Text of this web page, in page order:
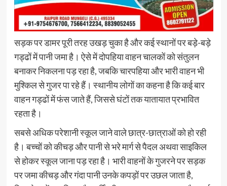
सड़क पर डामर पूरी तरह उखड़ चुका है और कई स्थानों पर बड़े-बड़े
गड्ढों में पानी जमा है। ऐसे में दोपहिया वाहन चालकों को संतुलन
बनाकर निकलना पड़ रहा है, जबकि चारपहिया और भारी वाहन भी
मुश्किल से गुजर पा रहे हैं। स्थानीय लोगों का कहना है कि कई बार
वाहन गड्ढों में फंस जाते हैं, जिससे घंटों तक यातायात प्रभावित
रहता है।
सबसे अधिक परेशानी स्कूल जाने वाले छात्र-छात्राओं को हो रही
है। बच्चों को कीचड़ और पानी से भरे मार्ग से पैदल अथवा साइकिल
से होकर स्कूल जाना पड़ रहा है। भारी वाहनों के गुजरने पर सड़क
पर जमा कीचड़ और गंदा पानी उनके कपड़ों पर उछल जाता है,